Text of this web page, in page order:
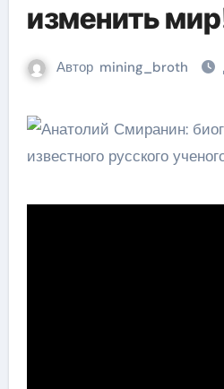
изменить
Автор mining_broth